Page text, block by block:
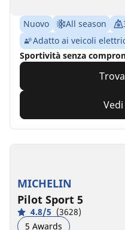
Nuovo All season
Adatto ai veicoli
Sportività senza
MICHELIN
Pilot Sport 5
4.8/5 (3628)
5 Awards